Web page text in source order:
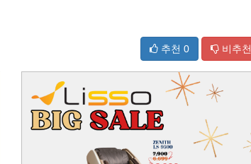
추천 0 비추천